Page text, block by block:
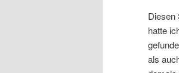
Diesen
hatte
als